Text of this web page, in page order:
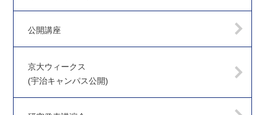
公開講座
京大ウィークス
(宇治キャンパス公開)